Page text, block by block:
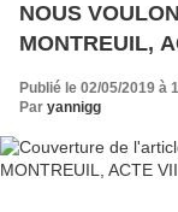
NOUS
MONTREUIL,
Publié le 02/05/2019 à
Par yannigg